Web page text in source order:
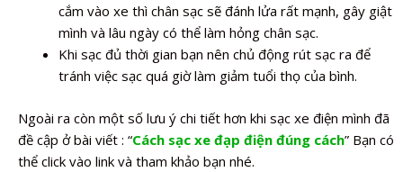
cắm vào xe thì chân sạc sẽ đánh lửa rất mạnh, gây giật
mình và lâu ngày có thể làm hỏng chân sạc.
Khi sạc đủ thời gian bạn nên chủ động rút sạc ra để
tránh việc sạc quá giờ làm giảm tuổi thọ của bình.
Ngoài ra còn một số lưu ý chi tiết hơn khi sạc xe điện mình đã
đề cập ở bài viết : “Cách sạc xe đạp điện đúng cách” Bạn có
thể click vào link và tham khảo bạn nhé.